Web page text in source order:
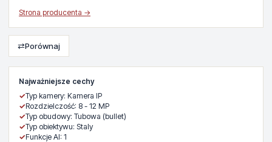
Najważniejsze cechy
✓Typ kamery: Kamera IP
✓Rozdzielczość: 8 - 12 MP
✓Typ obudowy: Tubowa (bullet)
✓Typ obiektywu: Staly
✓Funkcje AI: 1
Strona producenta →
⇄Porównaj